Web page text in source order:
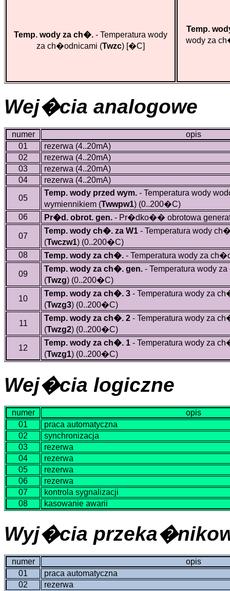
Temp. wody za ch�. - Temperatura wody
za ch�odnicami (Twzc) [�C]
Temp.
wody za
Wej�cia analogowe
numer
opis
01
rezerwa (4..20mA)
02
rezerwa (4..20mA)
03
rezerwa (4..20mA)
04
rezerwa (4..20mA)
05
Temp. wody przed wym.- Temperatura wody
wymiennikiem (Twwpw1)(0..200�C)
06
Pr�d. obrot. gen.- Pr�dko�� obrotowa
07
Temp. wody ch�. za W1- Temperatura wody
(Twczw1)(0..200�C)
08
Temp. wody za ch�.- Temperatura wody za
09
Temp. wody za ch�. gen.- Temperatura wody
(Twzg)(0..200�C)
10
Temp. wody za ch�. 3- Temperatura wody za
(Twzg3)(0..200�C)
11
Temp. wody za ch�. 2- Temperatura wody za
(Twzg2)(0..200�C)
12
Temp. wody za ch�. 1- Temperatura wody za
(Twzg1)(0..200�C)
Wej�cia logiczne
numer
opis
01
praca automatyczna
02
synchronizacja
03
rezerwa
04
rezerwa
05
rezerwa
06
rezerwa
07
kontrola sygnalizacji
08
kasowanie awarii
Wyj�cia
numer
opis
01
praca automatyczna
02
rezerwa